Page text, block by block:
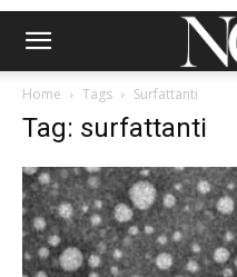
Home Tags Surfattanti
Tag: surfattanti